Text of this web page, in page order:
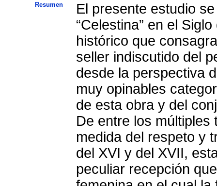
Resumen
El presente estudio
“Celestina” en el
histórico que
seller indiscutido del
desde la perspectiva
muy opinables
de esta obra y del
De entre los múltiples
medida del respeto y
del XVI y del XVII,
peculiar recepción